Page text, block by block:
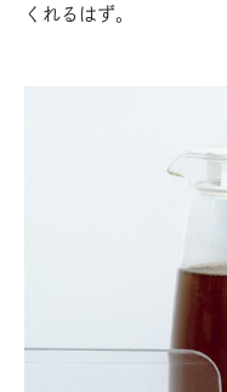
くれるはず。